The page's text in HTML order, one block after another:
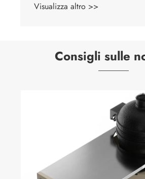
Visualizza altro >>
Consigli sulle